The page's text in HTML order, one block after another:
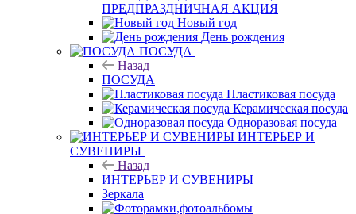
ПРЕДПРАЗДНИЧНАЯ АКЦИЯ
Новый год
День рождения
ПОСУДА
Назад
ПОСУДА
Пластиковая посуда
Керамическая посуда
Одноразовая посуда
ИНТЕРЬЕР И
СУВЕНИРЫ
Назад
ИНТЕРЬЕР И СУВЕНИРЫ
Зеркала